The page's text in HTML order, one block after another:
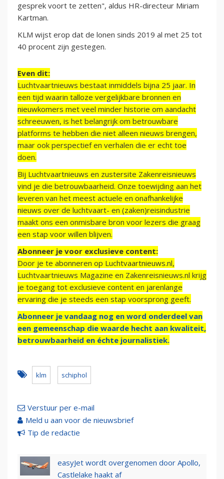
gesprek voort te zetten", aldus HR-directeur Miriam
Kartman.
KLM wijst erop dat de lonen sinds 2019 al met 25 tot
40 procent zijn gestegen.
Even dit:
Luchtvaartnieuws bestaat inmiddels bijna 25 jaar. In
een tijd waarin talloze vergelijkbare bronnen en
nieuwkomers met veel minder historie om aandacht
schreeuwen, is het belangrijk om betrouwbare
platforms te hebben die niet alleen nieuws brengen,
maar ook perspectief en verhalen die er echt toe
doen.
Bij Luchtvaartnieuws en zustersite Zakenreisnieuws
vind je die betrouwbaarheid. Onze toewijding aan het
leveren van het meest actuele en onafhankelijke
nieuws over de luchtvaart- en (zaken)reisindustrie
maakt ons een onmisbare bron voor lezers die graag
een stap voor willen blijven.
Abonneer je voor exclusieve content:
Door je te abonneren op Luchtvaartnieuws.nl,
Luchtvaartnieuws Magazine en Zakenreisnieuws.nl krijg
je toegang tot exclusieve content en jarenlange
ervaring die je steeds een stap voorsprong geeft.
Abonneer je vandaag nog en word onderdeel van
een gemeenschap die waarde hecht aan kwaliteit,
betrouwbaarheid en échte journalistiek.
klm schiphol
Verstuur per e-mail
Meld u aan voor de nieuwsbrief
Tip de redactie
easyJet wordt overgenomen door Apollo,
Castlelake haakt af